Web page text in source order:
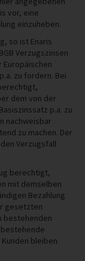
vor, eine
einzuheben.
so ist Enaris
Verzugszinsen
Europäischen
zu fordern. Bei
dem von der
p.a. zu
nachweisbar
zu machen. Der
Verzugsfall
berechtigt,
mit demselben
Bezahlung
gesetzten
bestehenden
bleiben